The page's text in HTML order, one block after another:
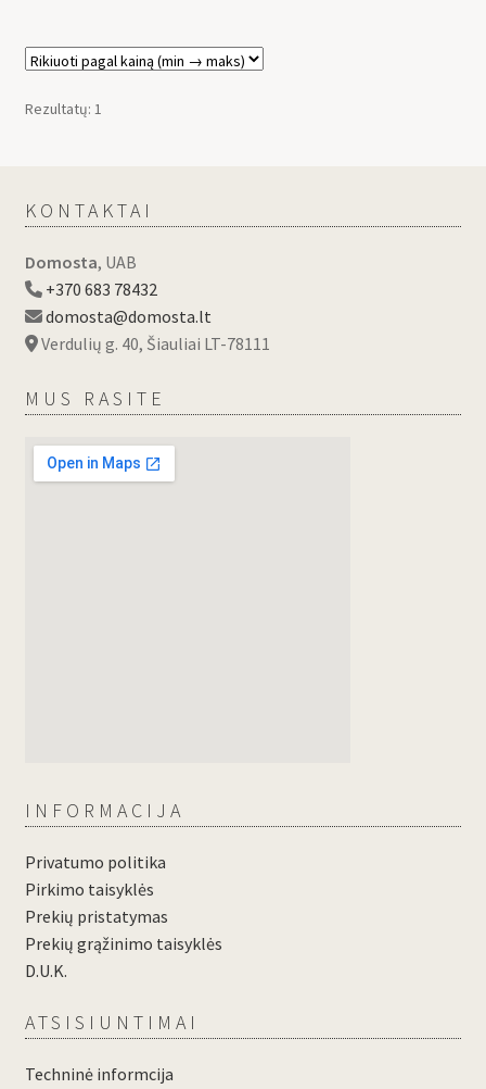
Rezultatų: 1
KONTAKTAI
Domosta, UAB
+370 683 78432
domosta@domosta.lt
Verdulių g. 40, Šiauliai LT-78111
MUS RASITE
INFORMACIJA
Privatumo politika
Pirkimo taisyklės
Prekių pristatymas
Prekių grąžinimo taisyklės
D.U.K.
ATSISIUNTIMAI
Techninė informcija